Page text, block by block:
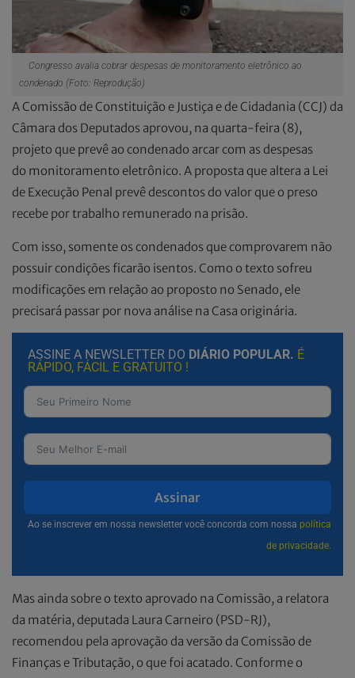
Congresso avalia cobrar despesas de monitoramento eletrônico ao
condenado (Foto: Reprodução)
A Comissão de Constituição e Justiça e de Cidadania (CCJ) da
Câmara dos Deputados aprovou, na quarta-feira (8),
projeto que prevê ao condenado arcar com as despesas
do monitoramento eletrônico. A proposta que altera a Lei
de Execução Penal prevê descontos do valor que o preso
recebe por trabalho remunerado na prisão.
Com isso, somente os condenados que comprovarem não
possuir condições ficarão isentos. Como o texto sofreu
modificações em relação ao proposto no Senado, ele
precisará passar por nova análise na Casa originária.
ASSINE A NEWSLETTER DO DIÁRIO POPULAR. É
RÁPIDO, FÁCIL E GRATUITO !
Assinar
Ao se inscrever em nossa newsletter você concorda com nossa política
de privacidade.
Mas ainda sobre o texto aprovado na Comissão, a relatora
da matéria, deputada Laura Carneiro (PSD-RJ),
recomendou pela aprovação da versão da Comissão de
Finanças e Tributação, o que foi acatado. Conforme o